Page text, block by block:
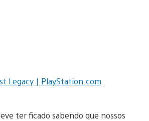
Legacy | PlayStation.com
ter ficado sabendo que nossos